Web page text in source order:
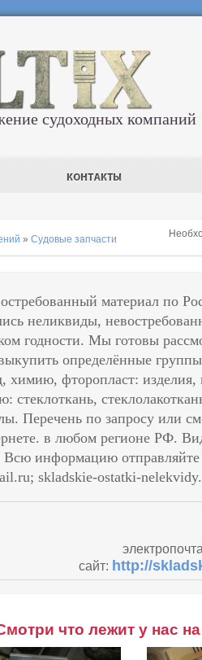
судоходных компаний
» Судовые запчасти
материал по
неликвиды,
годности. Мы готовы
определённые
химию, фторопласт:
стеклоткань,
Перечень по запросу или
в любом регионе РФ.
Всю информацию отправляйте
skladskie-ostatki-
сайт: http://
что лежит у нас